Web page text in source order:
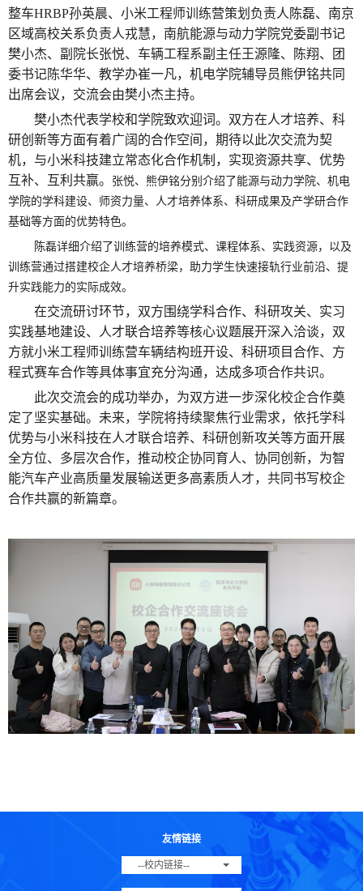
整车HRBP孙英晨、小米工程师训练营策划负责人陈磊、南京
区域高校关系负责人戎慧，南航能源与动力学院党委副书记
樊小杰、副院长张悦、车辆工程系副主任王源隆、陈翔、团
委书记陈华华、教学办崔一凡，机电学院辅导员熊伊铭共同
出席会议，交流会由樊小杰主持。
樊小杰代表学校和学院致欢迎词。双方在人才培养、科
研创新等方面有着广阔的合作空间，期待以此次交流为契
机，与小米科技建立常态化合作机制，实现资源共享、优势
互补、互利共赢。
张悦、熊伊铭分别介绍了能源与动力学院、机电
学院的学科建设、师资力量、人才培养体系、科研成果及产学研合作
基础等方面的优势特色。
陈磊详细介绍了训练营的培养模式、课程体系、实践资源，以及
训练营通过搭建校企人才培养桥梁，助力学生快速接轨行业前沿、提
升实践能力的实际成效。
在交流研讨环节，双方围绕学科合作、科研攻关、实习
实践基地建设、人才联合培养等核心议题展开深入洽谈，双
方就小米工程师训练营车辆结构班开设、科研项目合作、方
程式赛车合作等具体事宜充分沟通，达成多项合作共识。
此次交流会的成功举办，为双方进一步深化校企合作奠
定了坚实基础。未来，学院将持续聚焦行业需求，依托学科
优势与小米科技在人才联合培养、科研创新攻关等方面开展
全方位、多层次合作，推动校企协同育人、协同创新，为智
能汽车产业高质量发展输送更多高素质人才，共同书写校企
合作共赢的新篇章。
友情链接
--校内链接--